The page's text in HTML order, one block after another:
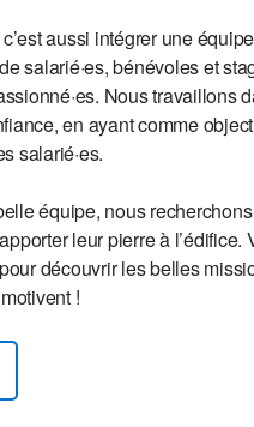
aussi intégrer une équipe
salarié·es, bénévoles et
Nous travaillons
en ayant comme
salarié·es.
équipe, nous
leur pierre à l’édifice.
découvrir les belles
!